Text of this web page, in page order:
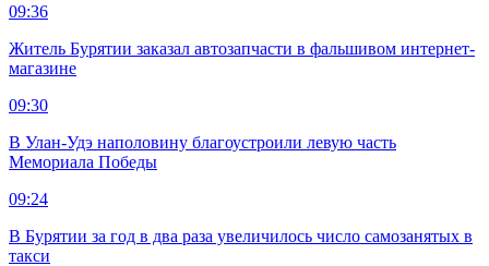
09:36
Житель Бурятии заказал автозапчасти в фальшивом интернет-
магазине
09:30
В Улан-Удэ наполовину благоустроили левую часть
Мемориала Победы
09:24
В Бурятии за год в два раза увеличилось число самозанятых в
такси